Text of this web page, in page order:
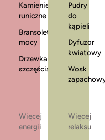
Kamienie
runiczne
Bransoletki
mocy
Drzewka
szczęścia
Więcej
energii
Pudry
do
kąpieli
Dyfuzor
kwiatowy
Wosk
Więcej
relaksu